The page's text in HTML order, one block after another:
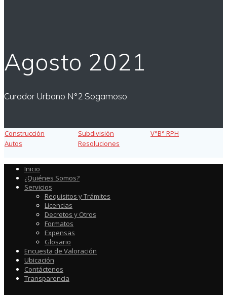
Agosto 2021
Curador Urbano N°2 Sogamoso
Construcción Subdivisión
V°B° RPH
Autos
Resoluciones
Inicio
¿Quiénes Somos?
Servicios
Requisitos y Trámites
Licencias
Decretos y Otros
Formatos
Expensas
Glosario
Encuesta de Valoración
Ubicación
Contáctenos
Transparencia